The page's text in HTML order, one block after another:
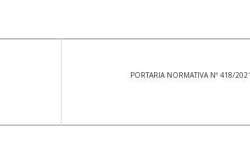
PORTARIA NORMATIVA Nº 418/